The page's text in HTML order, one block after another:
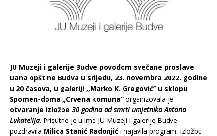
JU Muzeji i galerije Budve povodom svečane proslave
Dana opštine Budva u srijedu, 23. novembra 2022. godine
u 20 časova, u galeriji ,,Marko K. Gregović” u sklopu
Spomen-doma „Crvena komuna” organizovala je
otvaranje izložbe 30 godina od smrti umjetnika Antona
Lukatelija. Prisutne je u ime JU Muzeji i galerije Budve
pozdravila Milica Stanić Radonjić i najavila program. Izložbu